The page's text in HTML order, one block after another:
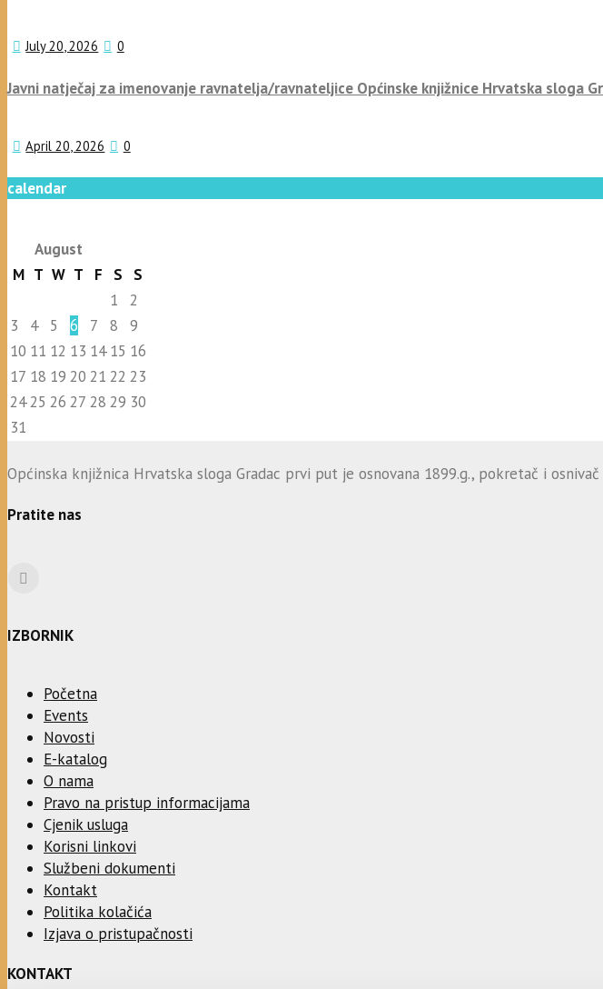
July 20, 2026 0
Javni natječaj za imenovanje ravnatelja/ravnateljice Općinske knjižnice Hrvatska sloga
April 20, 2026 0
calendar
August
M T W T F S
S
1
2
3
4 5 6 7 8
9
10 11 12 13 14 15 16
17 18 19 20 21 22 23
2425 26 27 28 29 30
31
Općinska knjižnica Hrvatska sloga Gradac prvi put je osnovana 1899.g., pokretač i
Pratite nas
IZBORNIK
Početna
Events
Novosti
E-katalog
O nama
Pravo na pristup informacijama
Cjenik usluga
Korisni linkovi
Službeni dokumenti
Kontakt
Politika kolačića
Izjava o pristupačnosti
KONTAKT